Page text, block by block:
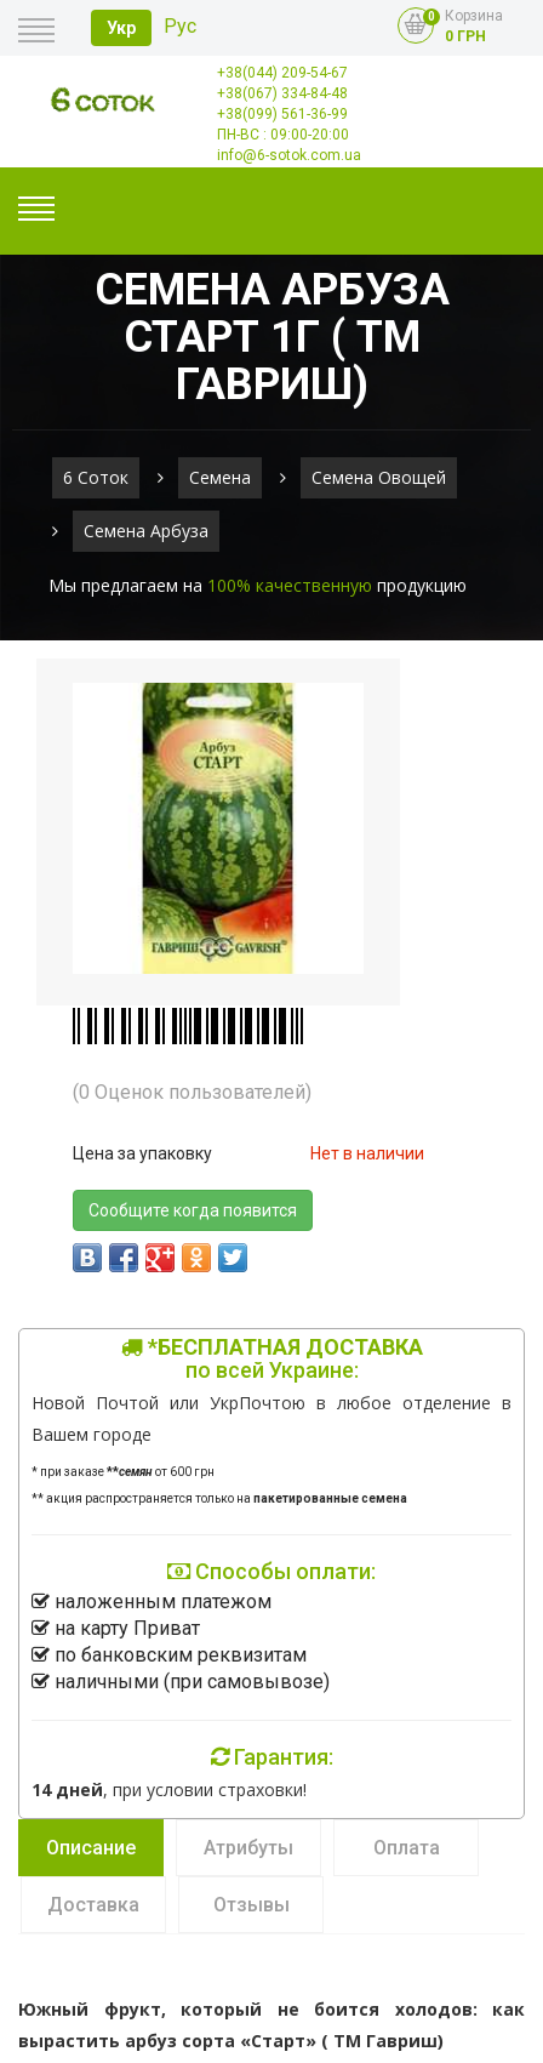
Укр Рус 0
Корзина
0 ГРН
Главная
Оплата
Доставка
+38(044) 209-54-67
+38(067) 334-84-48
+38(099) 561-36-99
ПН-ВС : 09:00-20:00
info@6-sotok.com.ua
СЕМЕНА АРБУЗА
СТАРТ 1Г ( ТМ
ГАВРИШ)
6 Соток Семена Семена Овощей
Семена Арбуза
Мы предлагаем на 100% качественную продукцию
(0 Оценок пользователей)
Цена за упаковку Нет в наличии
Сообщите когда появится
*БЕСПЛАТНАЯ ДОСТАВКА
по всей Украине:
Новой Почтой или УкрПочтою в любое отделение в
Вашем городе
* при заказе**семянот 600 грн
** акция распространяется только на пакетированные семена
Способы оплати:
наложенным платежом
на карту Приват
по банковским реквизитам
наличными (при самовывозе)
Гарантия:
14 дней, при условии страховки!
Описание Атрибуты Оплата
Доставка Отзывы
Южный фрукт, который не боится холодов: как
вырастить арбуз сорта «Старт» ( ТМ Гавриш)